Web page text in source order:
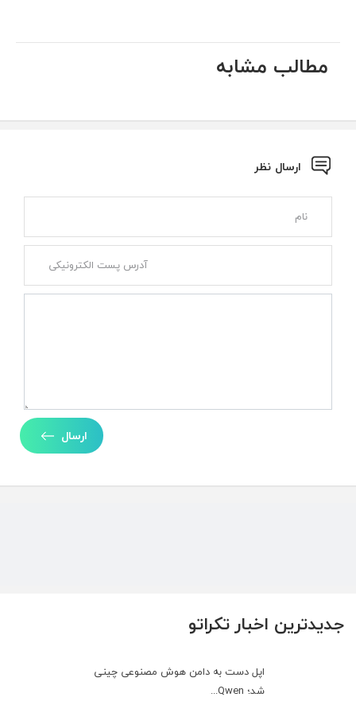
جدیدترین اخبار تکراتو
اپل دست به دامن هوش مصنوعی چینی
شد؛ Qwen...
مطالب مشابه
ارسال نظر
ارسال